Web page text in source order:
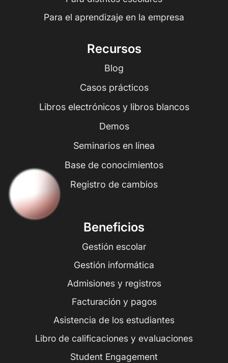
Para el aprendizaje en la empresa
Recursos
Blog
Casos prácticos
Libros electrónicos y libros blancos
Demos
Seminarios en línea
Base de conocimientos
Registro de cambios
Beneficios
Gestión escolar
Gestión informática
Admisiones y registros
Facturación y pagos
Asistencia de los estudiantes
Libro de calificaciones y evaluaciones
Student Engagement